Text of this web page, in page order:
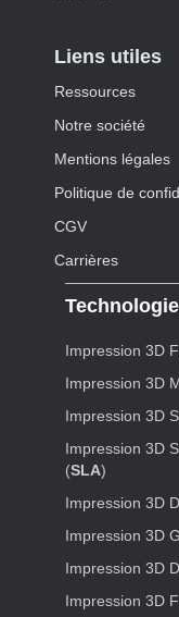
Liens utiles
Ressources
Notre société
Mentions légales
Politique de
CGV
Carrières
Impression 3D
Impression 3D
Impression 3D
Impression 3D
(SLA)
Impression 3D
Impression 3D
Impression 3D
Impression 3D